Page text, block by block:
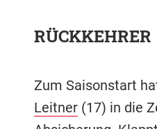
RÜCKKEHRER
Zum Saisonstart
Leitner(17) in die